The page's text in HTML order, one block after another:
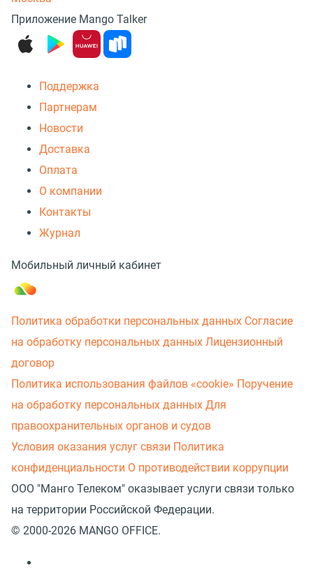
Приложение Mango Talker
Поддержка
Партнерам
Новости
Доставка
Оплата
О компании
Контакты
Журнал
Мобильный личный кабинет
Политика обработки персональных данных Согласие
на обработку персональных данных Лицензионный
договор
Политика использования файлов «cookie» Поручение
на обработку персональных данных Для
правоохранительных органов и судов
Условия оказания услуг связи Политика
конфиденциальности О противодействии коррупции
ООО "Манго Телеком" оказывает услуги связи только
на территории Российской Федерации.
© 2000-2026 MANGO OFFICE.